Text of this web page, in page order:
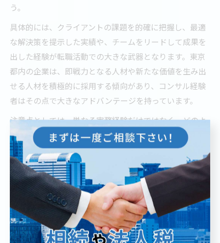
う。
具体的には、クライアントの課題を的確に把握し、最適
な解決策を提示した実績や、チームをリードして成果を
出した経験が転職活動での大きな武器となります。東京
都内の企業は、即戦力となる人材や新たな価値を生み出
せる人材を積極的に採用する傾向があり、コンサル経験
者はその点で大きなアドバンテージを持っています。
注意点としては、単なる実務経験だけではなく、どのよ
うな成果を上げたか、どのような課題にどのように取り
組んだかを具体的に伝えることが重要です。面接では、
成功事例だけでなく、失敗から学んだ経験や課題解決の
プロセスも問われるため、事前に整理しておくと良いで
コンサル転職で失敗しない企業選びの基準
コンサル転職で失敗しないためには、企業選びの基準を